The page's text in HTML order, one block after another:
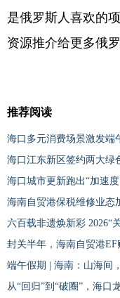
是俄罗斯人喜欢的
资源推介给更多俄
推荐阅读
海口多元消费场景激发端
海口江东新区签约两大绿
海口城市更新跑出“加速度
海南自贸港保税维修业态
六百载非遗焕新彩 2026“
封关半年，海南自贸港
端午假期 | 海南：山海间
从“回归”到“破圈”，海口